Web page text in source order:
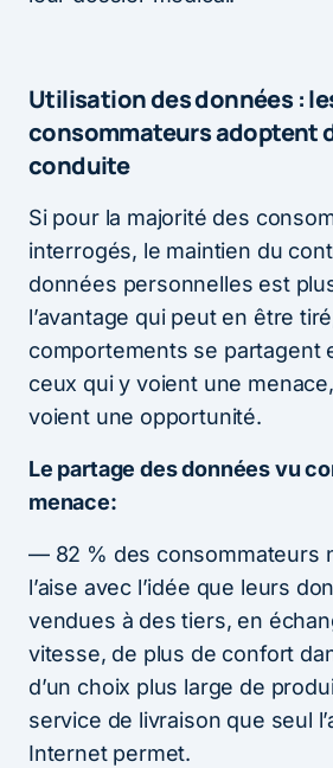
Utilisation des données :
consommateurs adoptent
conduite
Si pour la majorité des
interrogés, le maintien du
données personnelles est
l’avantage qui peut en être
comportements se partagent
ceux qui y voient une
voient une opportunité.
Le partage des données vu
menace:
— 82 % des consommateurs
l’aise avec l’idée que leurs
vendues à des tiers, en
vitesse, de plus de confort
d’un choix plus large de
service de livraison que seul
Internet permet.